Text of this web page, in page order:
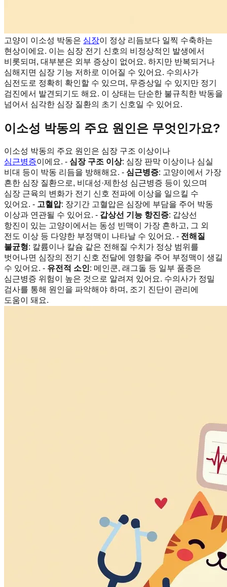
고양이 이소성 박동은 심장이 정상 리듬보다 일찍 수축하는
현상이에요. 이는 심장 전기 신호의 비정상적인 발생에서
비롯되며, 대부분은 외부 증상이 없어요. 하지만 반복되거나
심해지면 심장 기능 저하로 이어질 수 있어요. 수의사가
심전도로 정확히 확인할 수 있으며, 무증상일 수 있지만 정기
검진에서 발견되기도 해요. 이 상태는 단순한 불규칙한 박동을
넘어서 심각한 심장 질환의 초기 신호일 수 있어요.
이소성 박동의 주요 원인은 무엇인가요?
이소성 박동의 주요 원인은 심장 구조 이상이나
심근병증이에요. - 심장 구조 이상: 심장 판막 이상이나 심실
비대 등이 박동 리듬을 방해해요. - 심근병증: 고양이에서 가장
흔한 심장 질환으로, 비대성·제한성 심근병증 등이 있으며
심장 근육의 변화가 전기 신호 전파에 이상을 일으킬 수
있어요. - 고혈압: 장기간 고혈압은 심장에 부담을 주어 박동
이상과 연관될 수 있어요. - 갑상선 기능 항진증: 갑상선
항진이 있는 고양이에서는 동성 빈맥이 가장 흔하고, 그 외
전도 이상 등 다양한 부정맥이 나타날 수 있어요. - 전해질
불균형: 칼륨이나 칼슘 같은 전해질 수치가 정상 범위를
벗어나면 심장의 전기 신호 전달에 영향을 주어 부정맥이 생길
수 있어요. - 유전적 소인: 메인쿤, 래그돌 등 일부 품종은
심근병증 위험이 높은 것으로 알려져 있어요. 수의사가 정밀
검사를 통해 원인을 파악해야 하며, 조기 진단이 관리에
도움이 돼요.